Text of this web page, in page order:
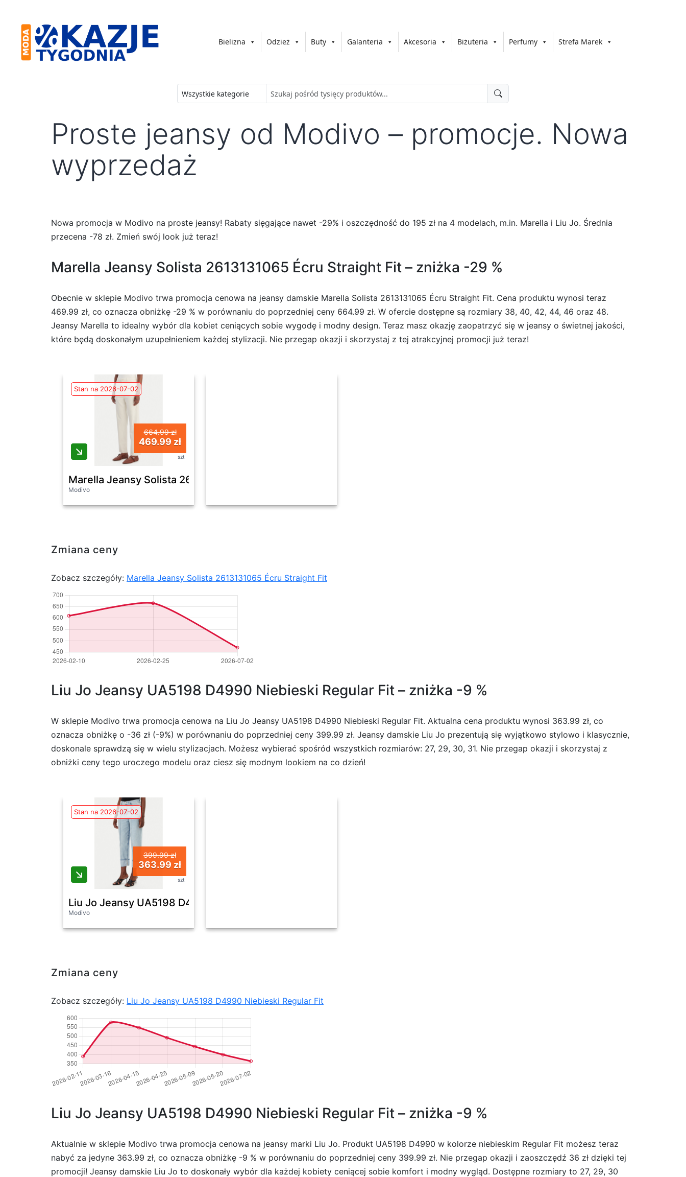
content
Bielizna Odzież Buty Galanteria Akcesoria Biżuteria Perfumy Strefa Marek
Proste jeansy od Modivo – promocje. Nowa
wyprzedaż
Nowa promocja w Modivo na proste jeansy! Rabaty sięgające nawet -29% i oszczędność do 195 zł na 4 modelach, m.in. Marella i Liu Jo. Średnia
przecena -78 zł. Zmień swój look już teraz!
Marella Jeansy Solista 2613131065 Écru Straight Fit – zniżka -29 %
Obecnie w sklepie Modivo trwa promocja cenowa na jeansy damskie Marella Solista 2613131065 Écru Straight Fit. Cena produktu wynosi teraz
469.99 zł, co oznacza obniżkę -29 % w porównaniu do poprzedniej ceny 664.99 zł. W ofercie dostępne są rozmiary 38, 40, 42, 44, 46 oraz 48.
Jeansy Marella to idealny wybór dla kobiet ceniących sobie wygodę i modny design. Teraz masz okazję zaopatrzyć się w jeansy o świetnej jakości,
które będą doskonałym uzupełnieniem każdej stylizacji. Nie przegap okazji i skorzystaj z tej atrakcyjnej promocji już teraz!
Stan na 2026-07-02
664.99 zł
469.99 zł
szt
Marella Jeansy Solista 2613131065 Écru Straight Fit
Modivo
Zmiana ceny
Zobacz szczegóły: Marella Jeansy Solista 2613131065 Écru Straight Fit
Liu Jo Jeansy UA5198 D4990 Niebieski Regular Fit – zniżka -9 %
W sklepie Modivo trwa promocja cenowa na Liu Jo Jeansy UA5198 D4990 Niebieski Regular Fit. Aktualna cena produktu wynosi 363.99 zł, co
oznacza obniżkę o -36 zł (-9%) w porównaniu do poprzedniej ceny 399.99 zł. Jeansy damskie Liu Jo prezentują się wyjątkowo stylowo i klasycznie,
doskonale sprawdzą się w wielu stylizacjach. Możesz wybierać spośród wszystkich rozmiarów: 27, 29, 30, 31. Nie przegap okazji i skorzystaj z
obniżki ceny tego uroczego modelu oraz ciesz się modnym lookiem na co dzień!
Stan na 2026-07-02
399.99 zł
363.99 zł
szt
Liu Jo Jeansy UA5198 D4990 Niebieski Regular Fit
Modivo
Zmiana ceny
Zobacz szczegóły: Liu Jo Jeansy UA5198 D4990 Niebieski Regular Fit
Liu Jo Jeansy UA5198 D4990 Niebieski Regular Fit – zniżka -9 %
Aktualnie w sklepie Modivo trwa promocja cenowa na jeansy marki Liu Jo. Produkt UA5198 D4990 w kolorze niebieskim Regular Fit możesz teraz
nabyć za jedyne 363.99 zł, co oznacza obniżkę -9 % w porównaniu do poprzedniej ceny 399.99 zł. Nie przegap okazji i zaoszczędź 36 zł dzięki tej
promocji! Jeansy damskie Liu Jo to doskonały wybór dla każdej kobiety ceniącej sobie komfort i modny wygląd. Dostępne rozmiary to 27, 29, 30